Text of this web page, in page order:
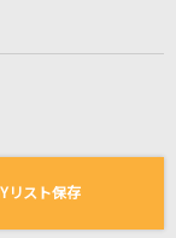
一覧
(Single Ve
リスト保存